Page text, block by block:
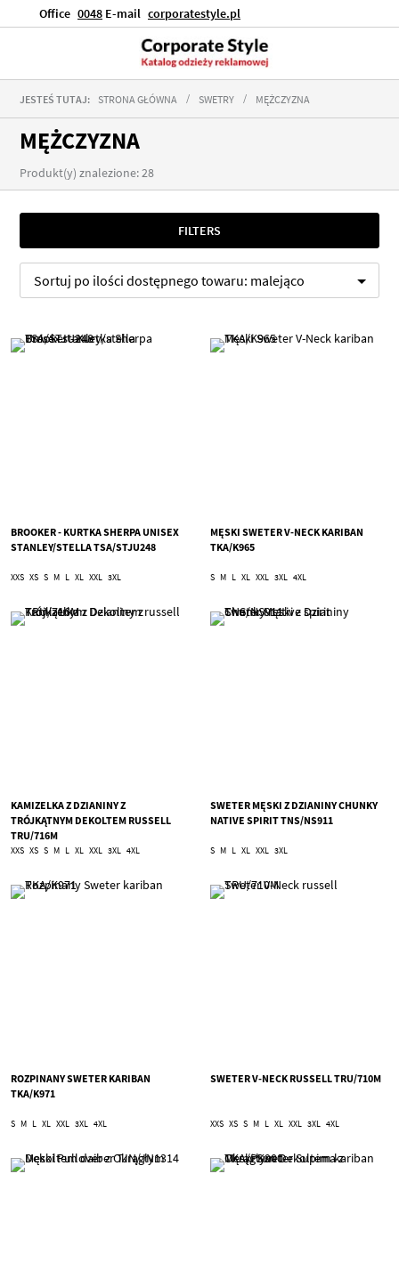
Office 0048 E-mail corporatestyle.pl
JESTEŚ TUTAJ: STRONA GŁÓWNA SWETRY MĘŻCZYZNA
MĘŻCZYZNA
Produkt(y) znalezione: 28
FILTERS
Sortuj po ilości dostępnego towaru: malejąco
BROOKER - KURTKA SHERPA UNISEX
STANLEY/STELLA TSA/STJU248
XXS XS S M L XL XXL 3XL
MĘSKI SWETER V-NECK KARIBAN
TKA/K965
S M L XL XXL 3XL 4XL
KAMIZELKA Z DZIANINY Z
TRÓJKĄTNYM DEKOLTEM RUSSELL
TRU/716M
XXS XS S M L XL XXL 3XL 4XL
SWETER MĘSKI Z DZIANINY CHUNKY
NATIVE SPIRIT TNS/NS911
S M L XL XXL 3XL
ROZPINANY SWETER KARIBAN
TKA/K971
S M L XL XXL 3XL 4XL
SWETER V-NECK RUSSELL TRU/710M
XXS XS S M L XL XXL 3XL 4XL